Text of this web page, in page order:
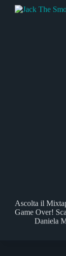
Ascolta il
Game Over!
Daniela